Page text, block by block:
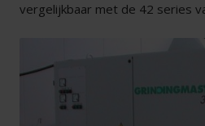
vergelijkbaar met de 42 series